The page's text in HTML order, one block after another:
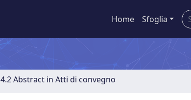
Home Sfoglia
4.2 Abstract in Atti di convegno